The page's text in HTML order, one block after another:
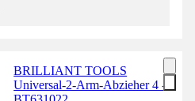
BRILLIANT TOOLS
Universal-2-Arm-Abzieher 4 -